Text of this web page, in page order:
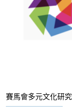
賽馬會多元文化研